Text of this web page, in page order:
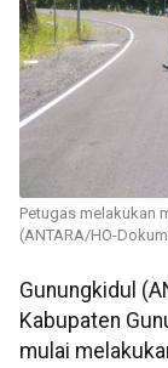
Petugas melakukan
(ANTARA/HO-
Gunungkidul
Kabupaten
mulai